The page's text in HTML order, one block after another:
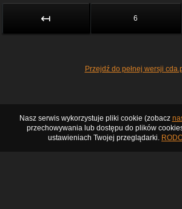
↤ 6
Przejdź do pełnej wersji
Nasz serwis wykorzystuje pliki cookie (zobacz
przechowywania lub dostępu do plików
ustawieniach Twojej przeglądarki.